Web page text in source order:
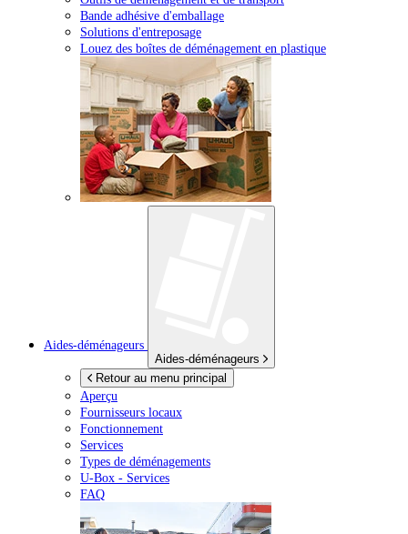
Bande adhésive d'emballage
Solutions d'entreposage
Louez des boîtes de déménagement en plastique
Aides-déménageurs
Aides-déménageurs
Retour au menu principal
Aperçu
Fournisseurs locaux
Fonctionnement
Services
Types de déménagements
U-Box - Services
FAQ